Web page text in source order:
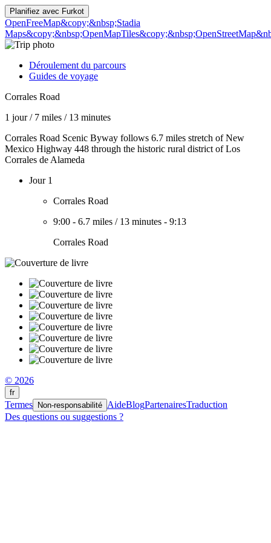
Planifiez avec Furkot
OpenFreeMap&copy;&nbsp;Stadia
Maps&copy;&nbsp;OpenMapTiles
Déroulement du parcours
Guides de voyage
Corrales Road
1 jour/ 7 miles / 13 minutes
Corrales Road Scenic Byway follows 6.7 miles stretch of New
Mexico Highway 448 through the historic rural district of Los
Corrales de Alameda
Jour 1
Corrales Road
9:00 - 6.7 miles / 13 minutes - 9:13
Corrales Road
© 2026
fr
Termes Non-responsabilité AideBlogPartenairesTraduction
Des questions ou suggestions ?